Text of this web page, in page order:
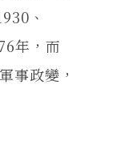
、
年，而
事政變，